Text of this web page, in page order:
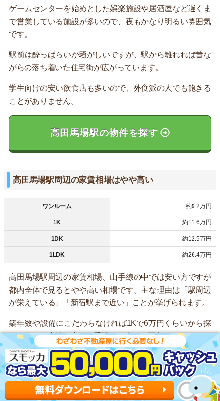
ゲームセンターを始めとした娯楽施設や居酒屋など遅くま
で営業している施設が多いので、夜もかなり明るい雰囲気
です。
駅前は酔っぱらいが騒がしいですが、駅から離れれば昔な
がらの落ち着いた住宅街が広がっています。
学生向けの安い飲食店も多いので、外食派の人でも飽きる
ことがありません。
高田馬場駅の物件を探す
高田馬場駅周辺の家賃相場はやや高い
ワンルーム 約9.2万円
1K 約11.6万円
1DK 約12.5万円
1LDK 約26.4万円
高田馬場駅周辺の家賃相場、山手線の中では安い方ですが
都内全体で見るとやや高い相場です。主な理由は「駅周辺
が栄えている」「新宿駅まで近い」ことが挙げられます。
築年数や設備にこだわらなければ1Kで6万円くらいから探
せますが、家賃の安さを重視する人には不向きです。
高田馬場駅周辺は駅前の治安が悪い
各犯罪の発生件数